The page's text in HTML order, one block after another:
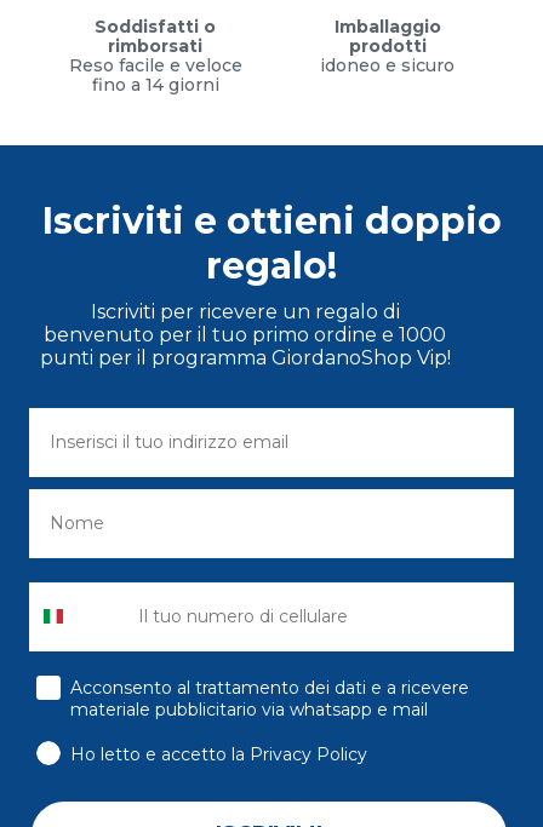
Soddisfatti o
rimborsati
Reso facile e veloce
fino a 14 giorni
Imballaggio
prodotti
idoneo e sicuro
Iscriviti e ottieni doppio
regalo!
Iscriviti per ricevere un regalo di
benvenuto per il tuo primo ordine e 1000
punti per il programma GiordanoShop Vip!
consenso
Acconsento al trattamento dei dati e a ricevere
materiale pubblicitario via whatsapp e mail
Ho letto e accetto la Privacy Policy